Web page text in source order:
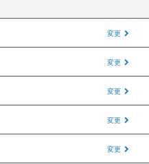
変更
変更
変更
変更
変更